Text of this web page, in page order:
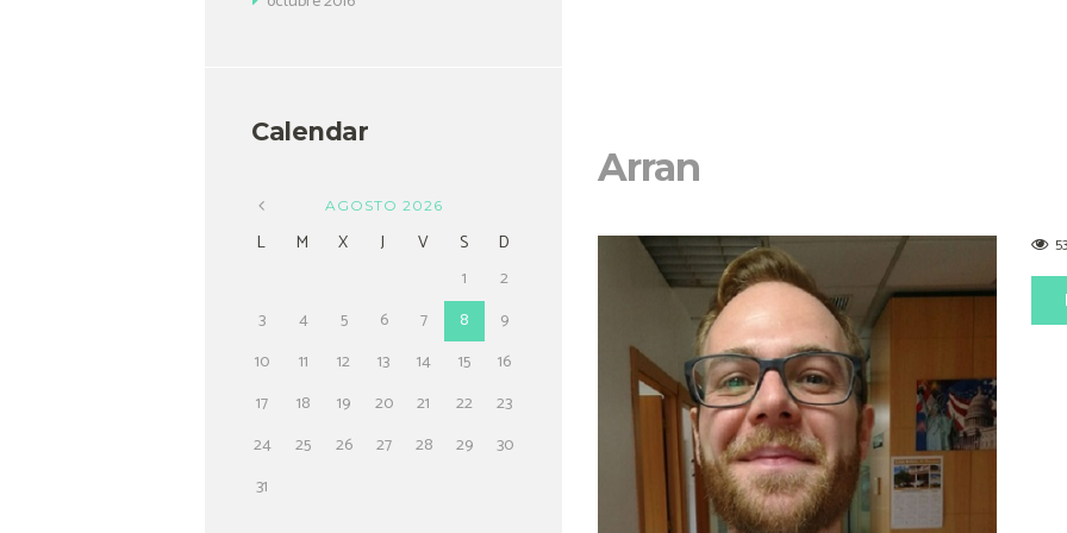
Arran
Calendar
AGOSTO 2026
L M X J V S
D
1
2
3
4 5 6 7 8
9
10
11 12 13 14 15
16
17
18 19 20 21 22
23
24
25 26 27 28 29
30
31